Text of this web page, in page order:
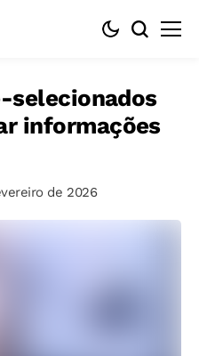
selecionados
informações
de 2026